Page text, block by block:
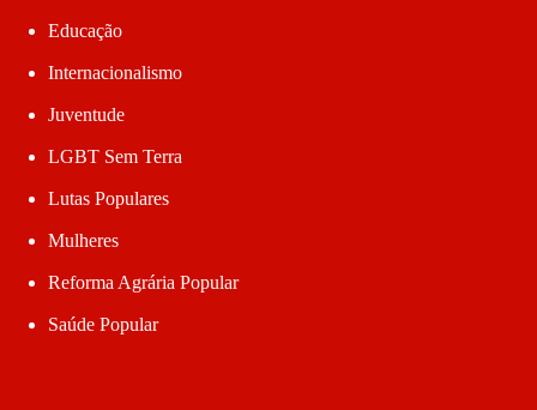
Educação
Internacionalismo
Juventude
LGBT Sem Terra
Lutas Populares
Mulheres
Reforma Agrária Popular
Saúde Popular